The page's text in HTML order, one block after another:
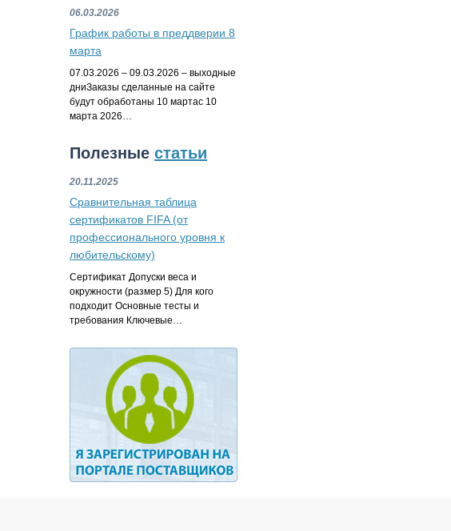
06.03.2026
График работы в преддверии 8
марта
07.03.2026 – 09.03.2026 – выходные
дниЗаказы сделанные на сайте
будут обработаны 10 мартас 10
марта 2026…
Полезные статьи
20.11.2025
Сравнительная таблица
сертификатов FIFA (от
профессионального уровня к
любительскому)
Сертификат Допуски веса и
окружности (размер 5) Для кого
подходит Основные тесты и
требования Ключевые…